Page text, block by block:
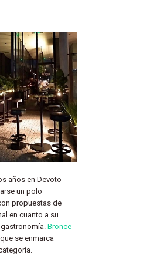
años en Devoto
un polo
propuestas de
en cuanto a su
Bronce
se enmarca